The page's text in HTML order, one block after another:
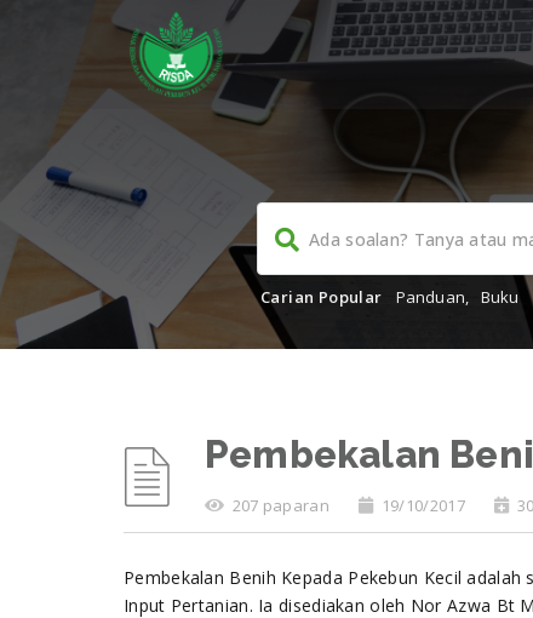
Carian Popular Panduan, Buku
Pembekalan
207 paparan 19/10/2017
Pembekalan Benih Kepada Pekebun Kecil
Input Pertanian. Ia disediakan oleh Nor Azwa Bt